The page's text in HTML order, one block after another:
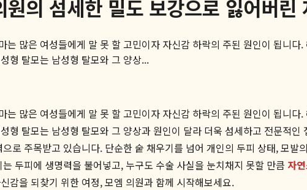
의 섬세한 밀도 보강으로 잃어버린
많은 여성들에게 말 못 할 고민이자 자신감 하락의 주된 원인이 됩니
형 탈모는 남성형 탈모와 그 양상...
많은 여성들에게 말 못 할 고민이자 자신감 하락의 주된 원인이 됩니
형 탈모는 남성형 탈모와 그 양상과 원인이 달라 더욱 섬세하고 전문적인
으로 주목받고 있습니다. 단순한 숱 채우기를 넘어 개인의 두피 상태, 모
두피에 생명력을 불어넣고, 누구도 수술 사실을 눈치채지 못할 만큼 자
감을 되찾기 위한 여정, 모엠 의원과 함께 시작해보세요.